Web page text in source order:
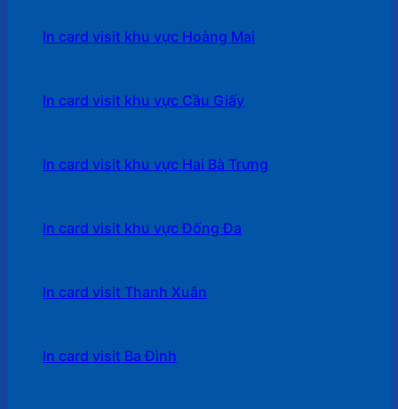
In card visit khu vực Hoàng Mai
In card visit khu vực Cầu Giấy
In card visit khu vực Hai Bà Trưng
In card visit khu vực Đống Đa
In card visit Thanh Xuân
In card visit Ba Đình